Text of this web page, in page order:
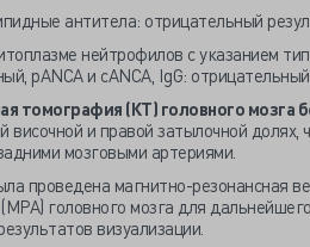
антитела: отрицательный
нейтрофилов с указанием
pANCA и cANCA, IgG:
томография (КТ) головного мозга
височной и правой затылочной
мозговыми артериями.
проведена магнитно-резонансная
головного мозга для
визуализации.